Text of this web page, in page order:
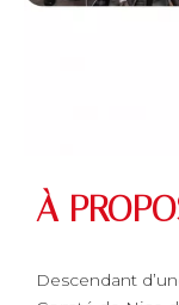
À
Descendant